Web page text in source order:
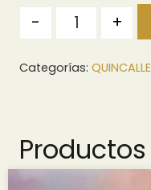
- +
Categorías: